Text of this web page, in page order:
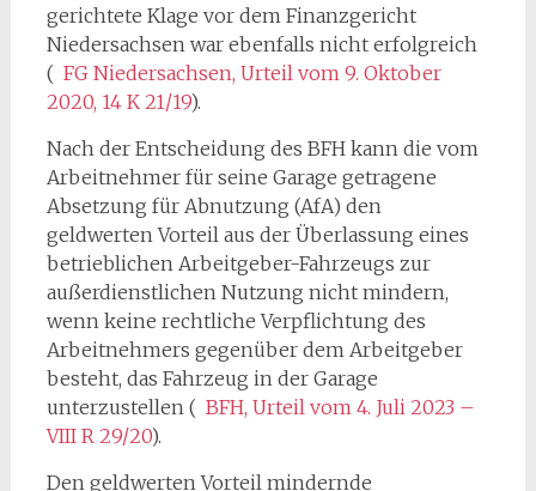
gerichtete Klage vor dem Finanzgericht
Niedersachsen war ebenfalls nicht erfolgreich
( FG Niedersachsen, Urteil vom 9. Oktober
2020, 14 K 21/19).
Nach der Entscheidung des BFH kann die vom
Arbeitnehmer für seine Garage getragene
Absetzung für Abnutzung (AfA) den
geldwerten Vorteil aus der Überlassung eines
betrieblichen Arbeitgeber-Fahrzeugs zur
außerdienstlichen Nutzung nicht mindern,
wenn keine rechtliche Verpflichtung des
Arbeitnehmers gegenüber dem Arbeitgeber
besteht, das Fahrzeug in der Garage
unterzustellen ( BFH, Urteil vom 4. Juli 2023 –
VIII R 29/20).
Den geldwerten Vorteil mindernde